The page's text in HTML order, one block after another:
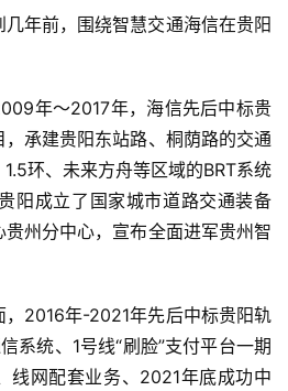
年前，围绕智慧交通海信在贵阳
年～2017年，海信先后中标贵
承建贵阳东站路、桐荫路的交通
环、未来方舟等区域的BRT系统
阳成立了国家城市道路交通装备
州分中心，宣布全面进军贵州智
，2016年-2021年先后中标贵阳轨
系统、1号线“刷脸”支付平台一期
线网配套业务、2021年底成功中